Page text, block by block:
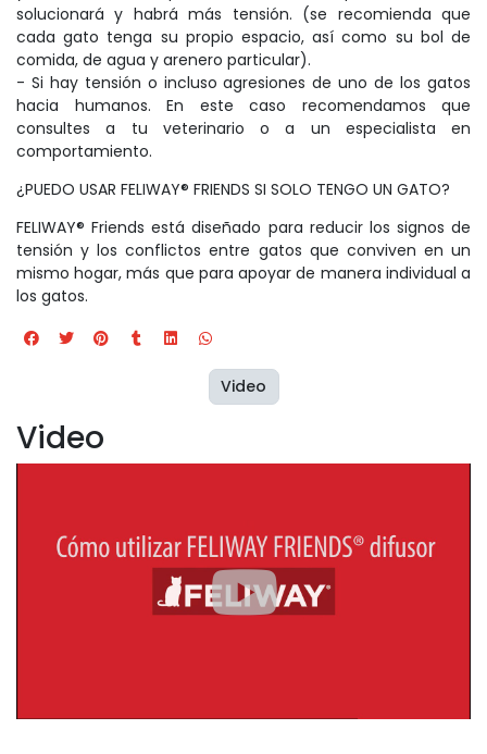
solucionará y habrá más tensión. (se recomienda que
cada gato tenga su propio espacio, así como su bol de
comida, de agua y arenero particular).
- Si hay tensión o incluso agresiones de uno de los gatos
hacia humanos. En este caso recomendamos que
consultes a tu veterinario o a un especialista en
comportamiento.
¿PUEDO USAR FELIWAY® FRIENDS SI SOLO TENGO UN GATO?
FELIWAY® Friends está diseñado para reducir los signos de
tensión y los conflictos entre gatos que conviven en un
mismo hogar, más que para apoyar de manera individual a
los gatos.
Video
Video